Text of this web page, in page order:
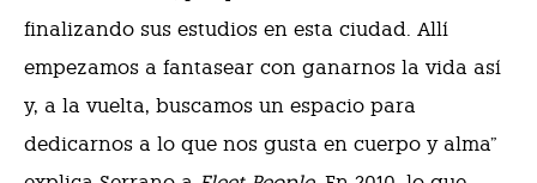
finalizando sus estudios en esta ciudad. Allí
empezamos a fantasear con ganarnos la vida así
y, a la vuelta, buscamos un espacio para
dedicarnos a lo que nos gusta en cuerpo y alma”